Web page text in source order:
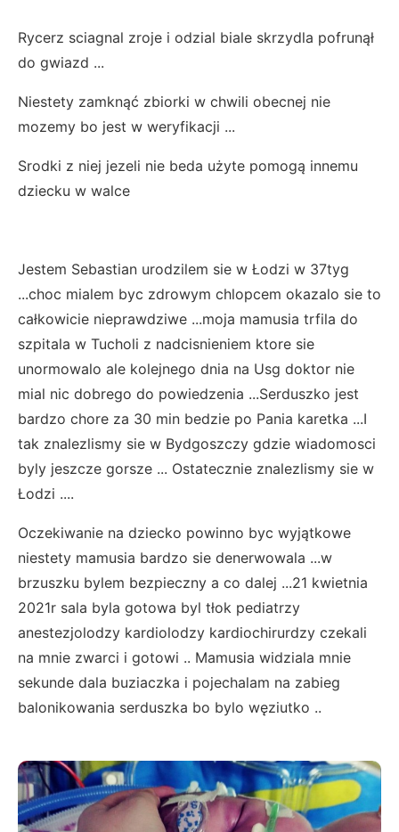
Rycerz sciagnal zroje i odzial biale skrzydla pofrunął
do gwiazd ...
Niestety zamknąć zbiorki w chwili obecnej nie
mozemy bo jest w weryfikacji ...
Srodki z niej jezeli nie beda użyte pomogą innemu
dziecku w walce
Jestem Sebastian urodzilem sie w Łodzi w 37tyg
...choc mialem byc zdrowym chlopcem okazalo sie to
całkowicie nieprawdziwe ...moja mamusia trfila do
szpitala w Tucholi z nadcisnieniem ktore sie
unormowalo ale kolejnego dnia na Usg doktor nie
mial nic dobrego do powiedzenia ...Serduszko jest
bardzo chore za 30 min bedzie po Pania karetka ...I
tak znalezlismy sie w Bydgoszczy gdzie wiadomosci
byly jeszcze gorsze ... Ostatecznie znalezlismy sie w
Łodzi ....
Oczekiwanie na dziecko powinno byc wyjątkowe
niestety mamusia bardzo sie denerwowala ...w
brzuszku bylem bezpieczny a co dalej ...21 kwietnia
2021r sala byla gotowa byl tłok pediatrzy
anestezjolodzy kardiolodzy kardiochirurdzy czekali
na mnie zwarci i gotowi .. Mamusia widziala mnie
sekunde dala buziaczka i pojechalam na zabieg
balonikowania serduszka bo bylo węziutko ..